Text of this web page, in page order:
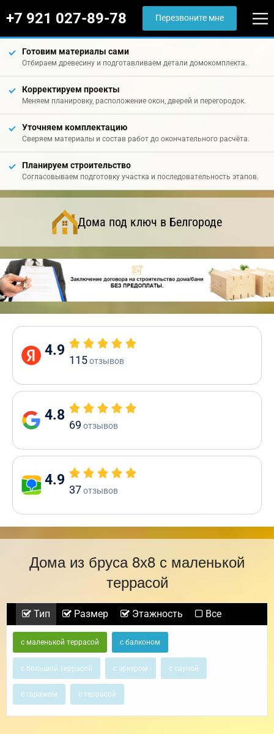
+7 921 027-89-78 Перезвоните мне
Готовим материалы сами
Отбираем древесину и подготавливаем детали домокомплекта.
Корректируем проекты
Меняем планировку, расположение окон, дверей и перегородок.
Уточняем комплектацию
Сверяем материалы и состав работ до окончательного расчёта.
Планируем строительство
Согласовываем подготовку участка и последовательность этапов.
Дома под ключ в Белгороде
4.9
115отзывов
4.8
69 отзывов
4.9
37отзывов
Дома из бруса 8х8 с маленькой
террасой
Тип Размер Этажность Все
с маленькой террасой с балконом
с большой террасой с эркером с сауной
с гаражом с террасой